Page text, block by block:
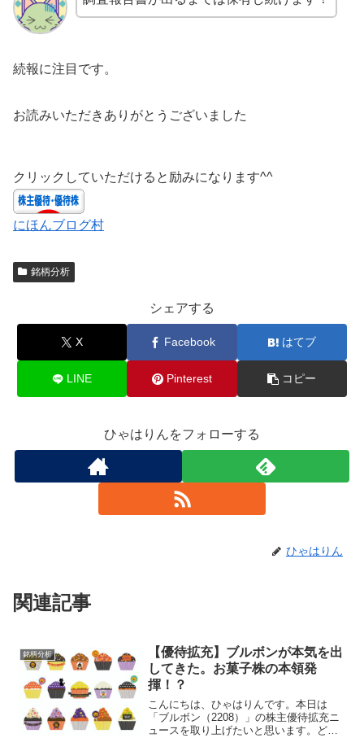
続報に注目です。
お読みいただきありがとうございました
クリックしていただけると励みになります^^
にほんブログ村
銘柄分析
シェアする
X Facebook はてブ
LINE Pinterest コピー
ひゃはりんをフォローする
ひゃはりん
関連記事
銘柄分析
【優待拡充】ブルボンが本気を出
してきた。お菓子株の本領発
揮！？
こんにちは、ひゃはりんです。本日は
「ブルボン（2208）」の株主優待拡充ニ
ュースを取り上げたいと思います。どん